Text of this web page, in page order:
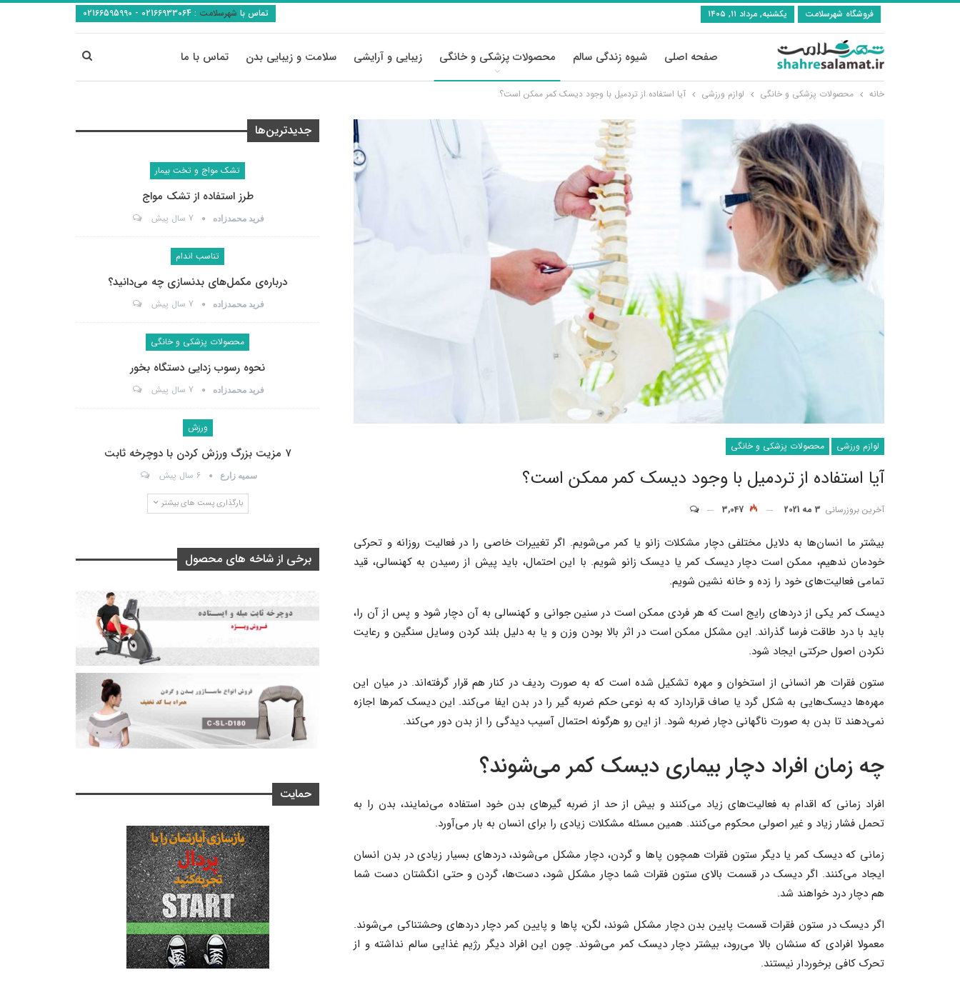
تماس با شهرسلامت : فروشگاه شهرسلامت یکشنبه, مرداد ۱۱, ۱۴۰۵
صفحه اصلی شیوه زندگی سالم محصولات پزشکی و خانگی زیبایی و آرایشی سلامت و زیبایی بدن تماس با ما
خانه محصولات پزشکی و خانگی لوازم ورزشی آیا استفاده از تردمیل با وجود دیسک کمر ممکن است؟
لوازم ورزشی محصولات پزشکی و خانگی
آیا استفاده از تردمیل با وجود دیسک کمر ممکن است؟
آخرین بروزرسانی 3 مه 2021 3,047
بیشتر ما انسان‌ها به دلایل مختلفی دچار مشکلات زانو یا کمر می‌شویم. اگر تغییرات خاصی را در فعالیت روزانه و تحرکی
خودمان ندهیم، ممکن است دچار دیسک کمر یا دیسک زانو شویم. با این احتمال، باید پیش از رسیدن به کهنسالی، قید
تمامی فعالیت‌های خود را زده و خانه نشین شویم.
دیسک کمر یکی از دردهای رایج است که هر فردی ممکن است در سنین جوانی و کهنسالی به آن دچار شود و پس از آن را،
باید با درد طاقت فرسا گذراند. این مشکل ممکن است در اثر بالا بودن وزن و یا به دلیل بلند کردن وسایل سنگین و رعایت
نکردن اصول حرکتی ایجاد شود.
ستون فقرات هر انسانی از استخوان و مهره تشکیل شده است که به صورت ردیف در کنار هم قرار گرفته‌اند. در میان این
مهره‌ها دیسک‌هایی به شکل گرد یا صاف قراردارد که به نوعی حکم ضربه گیر را در بدن ایفا می‌کند. این دیسک کمرها اجازه
نمی‌دهند تا بدن به صورت ناگهانی دچار ضربه شود. از این رو هرگونه احتمال آسیب دیدگی را از بدن دور می‌کند.
چه زمان افراد دچار بیماری دیسک کمر می‌شوند؟
افراد زمانی که اقدام به فعالیت‌های زیاد می‌کنند و بیش از حد از ضربه گیرهای بدن خود استفاده می‌نمایند، بدن را به
تحمل فشار زیاد و غیر اصولی محکوم می‌کنند. همین مسئله مشکلات زیادی را برای انسان به بار می‌آورد.
زمانی که دیسک کمر یا دیگر ستون فقرات همچون پاها و گردن، دچار مشکل می‌شوند، دردهای بسیار زیادی در بدن انسان
ایجاد می‌کنند. اگر دیسک در قسمت بالای ستون فقرات شما دچار مشکل شود، دست‌ها، گردن و حتی انگشتان دست شما
هم دچار درد خواهند شد.
اگر دیسک در ستون فقرات قسمت پایین بدن دچار مشکل شوند، لگن، پاها و پایین کمر دچار دردهای وحشتناکی می‌شوند.
معمولا افرادی که سنشان بالا می‌رود، بیشتر دچار دیسک کمر می‌شوند. چون این افراد دیگر رژیم غذایی سالم نداشته و از
تحرک کافی برخوردار نیستند.
جدیدترین‌ها
تشک مواج و تخت بیمار
طرز استفاده از تشک مواج
فرید محمدزاده 7 سال پیش
تناسب اندام
درباره‌ی مکمل‌های بدنسازی چه می‌دانید؟
فرید محمدزاده 7 سال پیش
محصولات پزشکی و خانگی
نحوه رسوب زدایی دستگاه بخور
فرید محمدزاده 7 سال پیش
ورزش
۷ مزیت بزرگ ورزش کردن با دوچرخه ثابت
سمیه زارع 6 سال پیش
بارگذاری پست های بیشتر
برخی از شاخه های محصول
حمایت